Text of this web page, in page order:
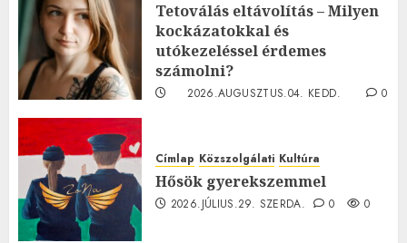
Tetoválás eltávolítás – Milyen
kockázatokkal és
utókezeléssel érdemes
számolni?
2026.AUGUSZTUS.04. KEDD.
0
Címlap Közszolgálati Kultúra
Hősök gyerekszemmel
2026.JÚLIUS.29. SZERDA. 0 0